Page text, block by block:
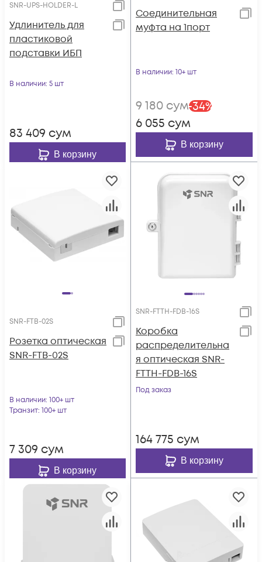
SNR-UPS-HOLDER-L
Удлинитель для
пластиковой
подставки ИБП
В наличии: 5 шт
83 409 сум
В корзину
Соединительная
муфта на 1порт
В наличии: 10+ шт
9 180 сум-34%
6 055 сум
В корзину
SNR-FTB-02S
Розетка оптическая
SNR-FTB-02S
В наличии: 100+ шт
Транзит: 100+ шт
7 309 сум
В корзину
SNR-FTTH-FDB-16S
Коробка
распределительна
я оптическая SNR-
FTTH-FDB-16S
Под заказ
164 775 сум
В корзину